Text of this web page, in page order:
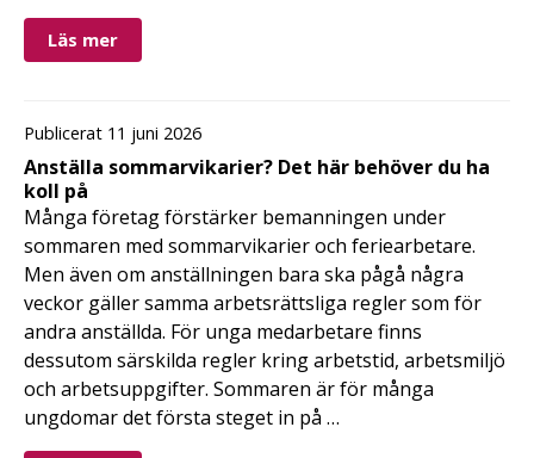
Läs mer
Publicerat 11 juni 2026
Anställa sommarvikarier? Det här behöver du ha
koll på
Många företag förstärker bemanningen under
sommaren med sommarvikarier och feriearbetare.
Men även om anställningen bara ska pågå några
veckor gäller samma arbetsrättsliga regler som för
andra anställda. För unga medarbetare finns
dessutom särskilda regler kring arbetstid, arbetsmiljö
och arbetsuppgifter. Sommaren är för många
ungdomar det första steget in på …